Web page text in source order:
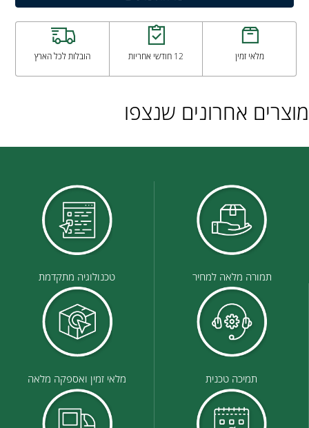
מלאי זמין 12 חודשי אחריות הובלות לכל הארץ
מוצרים אחרונים שנצפו
תמורה מלאה למחיר טכנולוגיה מתקדמת
תמיכה טכנית מלאי זמין ואספקה מלאה